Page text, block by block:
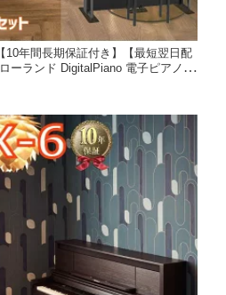
10年間長期保証付き】【最短翌日配
ーランド DigitalPiano 電子ピアノ 8
品】【ヘッドホン&防音マットセ